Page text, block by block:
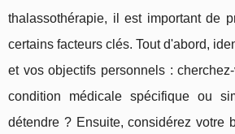
thalassothérapie, il est important de
certains facteurs clés. Tout d'abord,
et vos objectifs personnels :
condition médicale spécifique ou
détendre ? Ensuite, considérez votre